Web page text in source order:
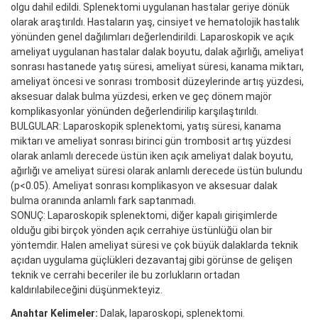
olgu dahil edildi. Splenektomi uygulanan hastalar geriye dönük
olarak araştırıldı. Hastaların yaş, cinsiyet ve hematolojik hastalık
yönünden genel dağılımları değerlendirildi. Laparoskopik ve açık
ameliyat uygulanan hastalar dalak boyutu, dalak ağırlığı, ameliyat
sonrası hastanede yatış süresi, ameliyat süresi, kanama miktarı,
ameliyat öncesi ve sonrası trombosit düzeylerinde artış yüzdesi,
aksesuar dalak bulma yüzdesi, erken ve geç dönem majör
komplikasyonlar yönünden değerlendirilip karşılaştırıldı.
BULGULAR: Laparoskopik splenektomi, yatış süresi, kanama
miktarı ve ameliyat sonrası birinci gün trombosit artış yüzdesi
olarak anlamlı derecede üstün iken açık ameliyat dalak boyutu,
ağırlığı ve ameliyat süresi olarak anlamlı derecede üstün bulundu
(p<0.05). Ameliyat sonrası komplikasyon ve aksesuar dalak
bulma oranında anlamlı fark saptanmadı.
SONUÇ: Laparoskopik splenektomi, diğer kapalı girişimlerde
olduğu gibi birçok yönden açık cerrahiye üstünlüğü olan bir
yöntemdir. Halen ameliyat süresi ve çok büyük dalaklarda teknik
açıdan uygulama güçlükleri dezavantaj gibi görünse de gelişen
teknik ve cerrahi beceriler ile bu zorlukların ortadan
kaldırılabileceğini düşünmekteyiz.
Anahtar Kelimeler: Dalak, laparoskopi, splenektomi.